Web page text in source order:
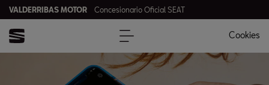
VALDERRIBAS MOTOR Concesionario Oficial SEAT
Cookies